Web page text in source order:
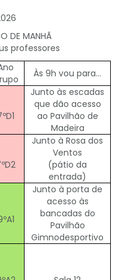
DE MANHÃ
professores
Às 9h vou para…
Junto às escadas
que dão acesso
ao Pavilhão de
Madeira
Junto à Rosa dos
Ventos
(pátio da
entrada)
Junto à porta de
acesso às
bancadas do
Pavilhão
Gimnodesportivo